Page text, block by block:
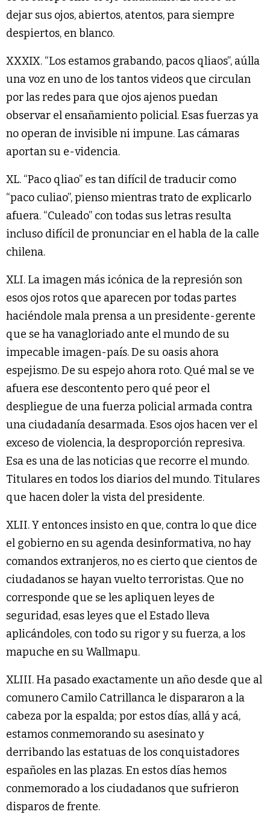
dejar sus ojos, abiertos, atentos, para siempre
despiertos, en blanco.
XXXIX. “Los estamos grabando, pacos qliaos”, aúlla
una voz en uno de los tantos videos que circulan
por las redes para que ojos ajenos puedan
observar el ensañamiento policial. Esas fuerzas ya
no operan de invisible ni impune. Las cámaras
aportan su e-videncia.
XL. “Paco qliao” es tan difícil de traducir como
“paco culiao”, pienso mientras trato de explicarlo
afuera. “Culeado” con todas sus letras resulta
incluso difícil de pronunciar en el habla de la calle
chilena.
XLI. La imagen más icónica de la represión son
esos ojos rotos que aparecen por todas partes
haciéndole mala prensa a un presidente-gerente
que se ha vanagloriado ante el mundo de su
impecable imagen-país. De su oasis ahora
espejismo. De su espejo ahora roto. Qué mal se ve
afuera ese descontento pero qué peor el
despliegue de una fuerza policial armada contra
una ciudadanía desarmada. Esos ojos hacen ver el
exceso de violencia, la desproporción represiva.
Esa es una de las noticias que recorre el mundo.
Titulares en todos los diarios del mundo. Titulares
que hacen doler la vista del presidente.
XLII. Y entonces insisto en que, contra lo que dice
el gobierno en su agenda desinformativa, no hay
comandos extranjeros, no es cierto que cientos de
ciudadanos se hayan vuelto terroristas. Que no
corresponde que se les apliquen leyes de
seguridad, esas leyes que el Estado lleva
aplicándoles, con todo su rigor y su fuerza, a los
mapuche en su Wallmapu.
XLIII. Ha pasado exactamente un año desde que al
comunero Camilo Catrillanca le dispararon a la
cabeza por la espalda; por estos días, allá y acá,
estamos conmemorando su asesinato y
derribando las estatuas de los conquistadores
españoles en las plazas. En estos días hemos
conmemorado a los ciudadanos que sufrieron
disparos de frente.